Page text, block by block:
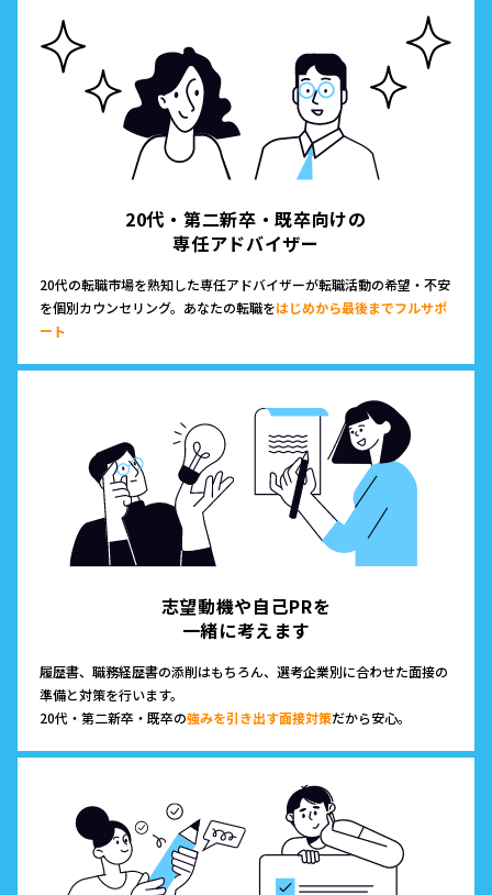
20代・第二新卒・既卒向けの
専任アドバイザー
20代の転職市場を熟知した専任アドバイザーが転職活動の希望・不安
を個別カウンセリング。あなたの転職をはじめから最後までフルサポ
ート
志望動機や自己PRを
一緒に考えます
履歴書、職務経歴書の添削はもちろん、選考企業別に合わせた面接の
準備と対策を行います。
20代・第二新卒・既卒の強みを引き出す面接対策だから安心。